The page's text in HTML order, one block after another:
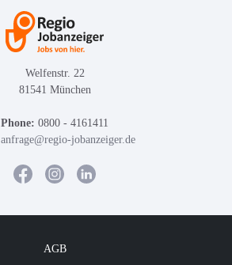
Welfenstr. 22
81541 München
Phone: 0800 - 4161411
anfrage@regio-jobanzeiger.de
AGB